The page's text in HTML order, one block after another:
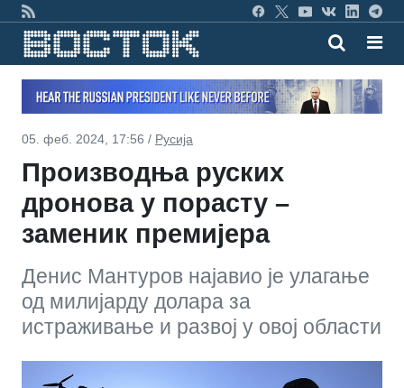
05. феб. 2024, 17:56 / Русија
Производња руских
дронова у порасту –
заменик премијера
Денис Мантуров најавио је улагање
од милијарду долара за
истраживање и развој у овој области